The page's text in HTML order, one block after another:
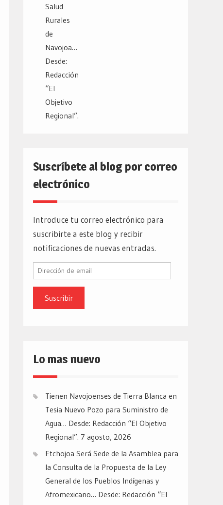
Suscríbete al blog por correo
electrónico
Introduce tu correo electrónico para
suscribirte a este blog y recibir
notificaciones de nuevas entradas.
Dirección
email
Lo mas nuevo
Tienen Navojoenses de Tierra Blanca en
Tesia Nuevo Pozo para Suministro de
Agua… Desde: Redacción “El Objetivo
Regional”. 7 agosto, 2026
Etchojoa Será Sede de la Asamblea para
la Consulta de la Propuesta de la Ley
General de los Pueblos Indígenas y
Afromexicano… Desde: Redacción “El